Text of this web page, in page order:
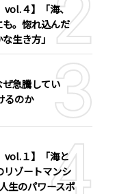
vol.４】「海、
。惚れ込んだ
生き方」
急騰してい
るのか
vol.１】「海と
リゾートマンシ
生のパワースポ